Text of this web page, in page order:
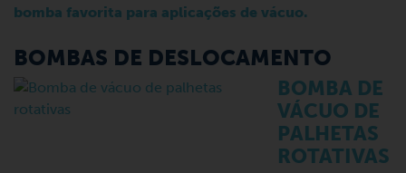
bomba favorita para aplicações de vácuo.
BOMBAS DE DESLOCAMENTO
BOMBA DE
VÁCUO DE
PALHETAS
ROTATIVAS